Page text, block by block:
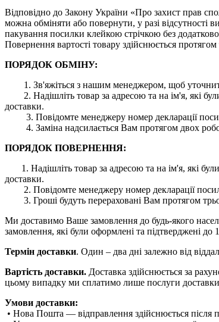
Відповідно до Закону України «Про захист прав
можна обміняти або повернути, у разі відсутності
пакування посилки клейкою стрічкою без
Повернення вартості товару здійснюється
ПОРЯДОК ОБМІНУ:
1. Зв'яжіться з нашим менеджером, щоб
2. Надішліть товар за адресою та на ім'я, які
доставки.
3. Повідомте менеджеру номер декларації
4. Заміна надсилається Вам протягом двох
ПОРЯДОК ПОВЕРНЕННЯ:
1. Надішліть товар за адресою та на ім'я, які
доставки.
2. Повідомте менеджеру номер декларації
3. Гроші будуть перераховані Вам протягом
Ми доставимо Ваше замовлення до будь-якого
замовлення, які були оформлені та підтверджені до
Термін доставки. Один – два дні залежно від
Вартість доставки. Доставка здійснюється за
цьому випадку ми сплатимо лише послуги
Умови доставки:
• Нова Пошта — відправлення здійснюється